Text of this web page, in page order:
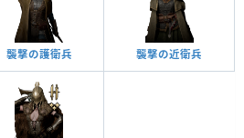
襲撃の護衛兵 襲撃の近衛兵